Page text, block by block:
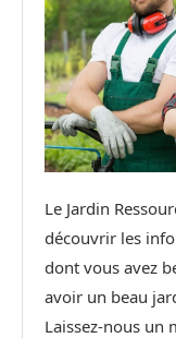
Le Jardin
découvrir les
dont vous avez
avoir un beau
Laissez-nous un